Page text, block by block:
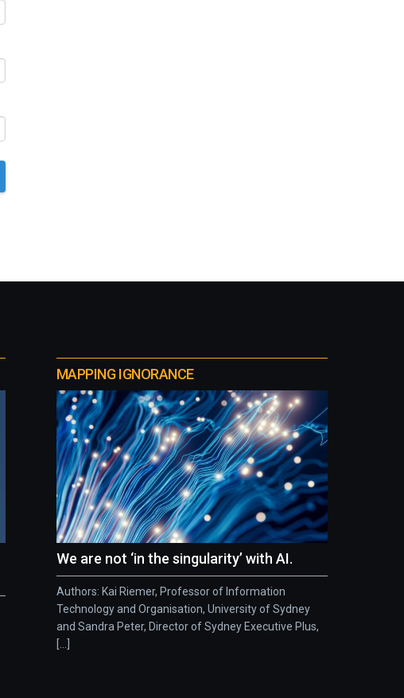
MAPPING IGNORANCE
We are not ‘in the singularity’ with AI.
Authors: Kai Riemer, Professor of Information
Technology and Organisation, University of Sydney
and Sandra Peter, Director of Sydney Executive Plus,
[...]